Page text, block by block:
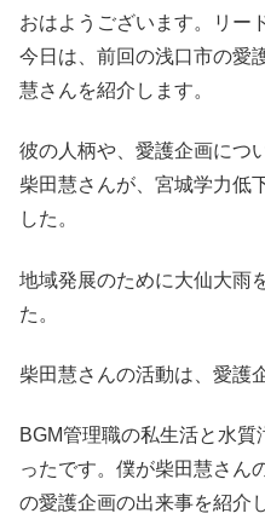
おはようございます。リー
今日は、前回の浅口市の愛
慧さんを紹介します。
彼の人柄や、愛護企画につ
柴田慧さんが、宮城学力低
した。
地域発展のために大仙大雨
た。
柴田慧さんの活動は、愛護
BGM管理職の私生活と水
ったです。僕が柴田慧さん
の愛護企画の出来事を紹介